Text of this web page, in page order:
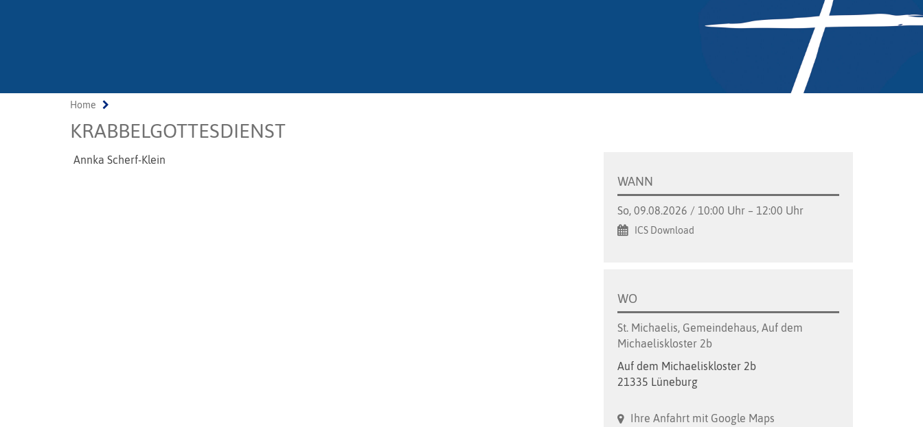
Home
KRABBELGOTTESDIENST
Annka Scherf-Klein
WANN
So, 09.08.2026 / 10:00 Uhr – 12:00 Uhr
ICS Download
WO
St. Michaelis, Gemeindehaus, Auf dem
Michaeliskloster 2b
Auf dem Michaeliskloster 2b
21335 Lüneburg
Ihre Anfahrt mit Google Maps